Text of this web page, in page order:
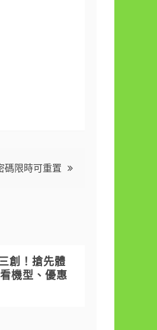
限時可重置
創！搶先體
機型、優惠